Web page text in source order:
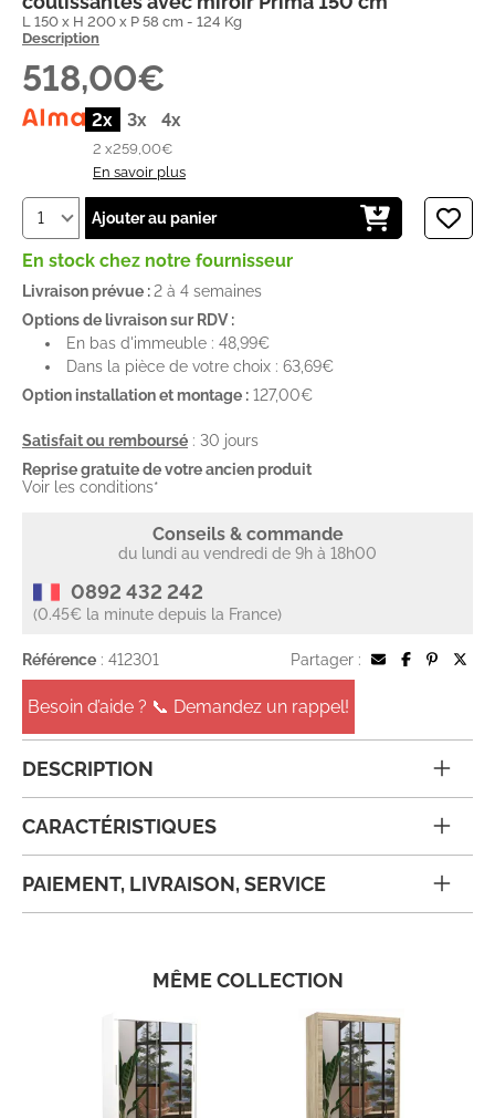
L 150 x H 200 x P 58 cm - 124 Kg
Description
518,00€
2x 3x 4x
2 x259,00€
En savoir plus
Ajouter au panier
En stock chez notre fournisseur
Livraison prévue :2 à 4 semaines
Options de livraison sur RDV :
En bas d'immeuble : 48,99€
Dans la pièce de votre choix : 63,69€
Option installation et montage : 127,00€
Satisfait ou remboursé : 30 jours
Reprise gratuite de votre ancien produit
Voir les conditions*
Conseils & commande
du lundi au vendredi de 9h à 18h00
0892 432 242
(0.45€ la minute depuis la France)
Référence : 412301 Partager :
Besoin d’aide ? 📞 Demandez un rappel!
DESCRIPTION
CARACTÉRISTIQUES
PAIEMENT, LIVRAISON, SERVICE
MÊME COLLECTION